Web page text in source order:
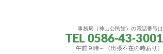
事務局（神山公民館）の電話番号は
TEL 0586-43-3001
午前９時～（出張不在の時あり）